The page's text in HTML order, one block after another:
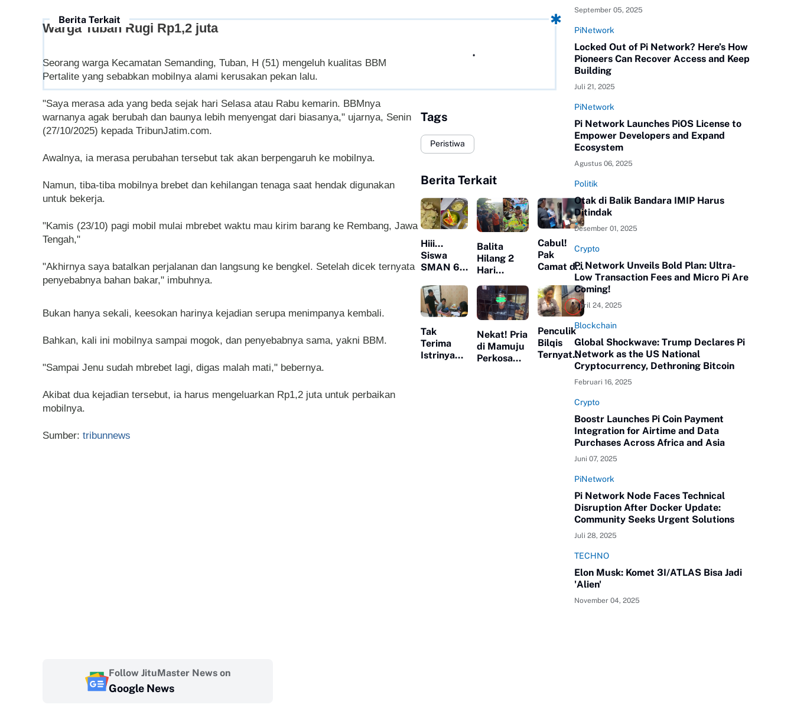
Warga Tuban Rugi Rp1,2 juta
Seorang warga Kecamatan Semanding, Tuban, H (51) mengeluh kualitas BBM
Pertalite yang sebabkan mobilnya alami kerusakan pekan lalu.
"Saya merasa ada yang beda sejak hari Selasa atau Rabu kemarin. BBMnya
warnanya agak berubah dan baunya lebih menyengat dari biasanya," ujarnya, Senin
(27/10/2025) kepada TribunJatim.com.
Awalnya, ia merasa perubahan tersebut tak akan berpengaruh ke mobilnya.
Namun, tiba-tiba mobilnya brebet dan kehilangan tenaga saat hendak digunakan
untuk bekerja.
"Kamis (23/10) pagi mobil mulai mbrebet waktu mau kirim barang ke Rembang, Jawa
Tengah,"
"Akhirnya saya batalkan perjalanan dan langsung ke bengkel. Setelah dicek ternyata
penyebabnya bahan bakar," imbuhnya.
Bukan hanya sekali, keesokan harinya kejadian serupa menimpanya kembali.
Bahkan, kali ini mobilnya sampai mogok, dan penyebabnya sama, yakni BBM.
"Sampai Jenu sudah mbrebet lagi, digas malah mati," bebernya.
Akibat dua kejadian tersebut, ia harus mengeluarkan Rp1,2 juta untuk perbaikan
mobilnya.
Sumber: tribunnews
Berita Terkait
Tags
Peristiwa
Berita Terkait
Hiii...
Siswa
SMAN 6
Histeris
Temukan
Cacing
Tanah
Saat Buka
Menu
MBG
Balita
Hilang 2
Hari
Tertidur di
Bawah
Pohon
Pisang,
Katanya
Dibawa
Mamanya
Cabul!
Pak
Camat di
Panjang
Pasang
CCTV di
Kamar
Mandi Kos
Miliknya,
Rekam
Mahasiswi
Tak
Terima
Istrinya
Nekat! Pria
di Mamuju
Perkosa
Penculik
Bilqis
Ternyata
Tawarkan
Khawatir
September 05, 2025
PiNetwork
Locked Out of Pi Network? Here’s How
Pioneers Can Recover Access and Keep
Building
Juli 21, 2025
PiNetwork
Pi Network Launches PiOS License to
Empower Developers and Expand
Ecosystem
Agustus 06, 2025
Politik
Otak di Balik Bandara IMIP Harus
Ditindak
Desember 01, 2025
Crypto
Pi Network Unveils Bold Plan: Ultra-
Low Transaction Fees and Micro Pi Are
Coming!
April 24, 2025
Blockchain
Global Shockwave: Trump Declares Pi
Network as the US National
Cryptocurrency, Dethroning Bitcoin
Februari 16, 2025
Crypto
Boostr Launches Pi Coin Payment
Integration for Airtime and Data
Purchases Across Africa and Asia
Juni 07, 2025
PiNetwork
Pi Network Node Faces Technical
Disruption After Docker Update:
Community Seeks Urgent Solutions
Juli 28, 2025
TECHNO
Elon Musk: Komet 3I/ATLAS Bisa Jadi
'Alien'
November 04, 2025
Follow JituMaster News on
Google News